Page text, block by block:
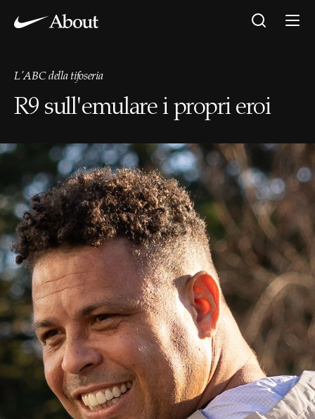
L'ABC della tifoseria
R9 sull'emulare i propri eroi